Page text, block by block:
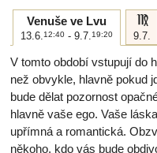
Venuše ve Lvu
13.6.12:40 - 9.7.19:20
f
9.7.
V tomto období vstupují do
než obvykle, hlavně pokud
bude dělat pozornost
hlavně vaše ego. Vaše
upřímná a romantická.
někoho, kdo vás bude